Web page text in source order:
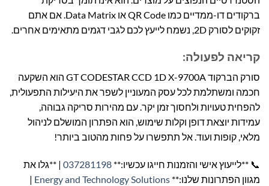
ברקודים דו-ממדיים כמו QR Code או Data Matrix. אם אתם
זקוקים לסורק 2D, נשמח לייעץ לכם לגבי דגמים מתאימים אחרים.
קריאה לפעולה:
סורק הברקוד GT CODESTAR CCD 1D X-9700A הוא השקעה
חכמה ומשתלמת לכל עסק המעוניין לשפר את היעילות התפעולית,
להפחית טעויות ולחסוך זמן יקר. עם מהירות סריקה גבוהה,
עמידות יוצאת דופן וקלות שימוש, הוא הפתרון המושלם לניהול
מלאי, קופות ועוד. אל תתפשרו על פחות מהטוב ביותר!
📞 **לייעוץ אישי והזמנות חייגו עכשיו:** 037281198 | **גלו את
מגוון הפתרונות שלנו:** Energy and Technology Solutions
|